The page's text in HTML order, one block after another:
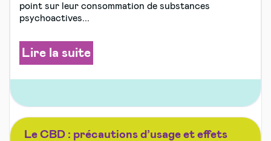
point sur leur consommation de substances
psychoactives...
Lire la suite
Le CBD : précautions d’usage et effets